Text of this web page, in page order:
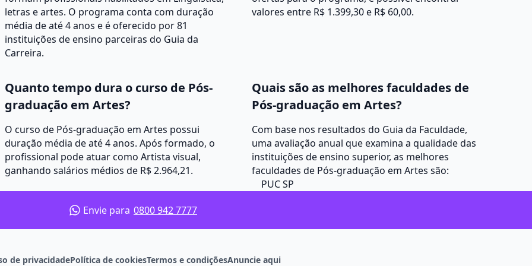
letras e artes. O programa conta com duração
média de até 4 anos e é oferecido por 81
instituições de ensino parceiras do Guia da
Carreira.
valores entre R$ 1.399,30 e R$ 60,00.
Quanto tempo dura o curso de Pós-
graduação em Artes?
O curso de Pós-graduação em Artes possui
duração média de até 4 anos. Após formado, o
profissional pode atuar como Artista visual,
ganhando salários médios de R$ 2.964,21.
Quais são as melhores faculdades de
Pós-graduação em Artes?
Com base nos resultados do Guia da Faculdade,
uma avaliação anual que examina a qualidade das
instituições de ensino superior, as melhores
faculdades de Pós-graduação em Artes são:
PUC SP
Envie para 0800 942 7777
de privacidadePolítica de cookiesTermos e condiçõesAnuncie aqui